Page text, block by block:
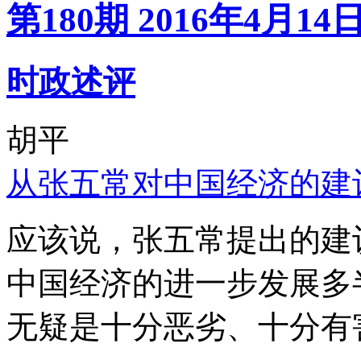
第180期 2016年4月14
时政述评
胡平
从张五常对中国经济的
应该说，张五常提出的
中国经济的进一步发展
无疑是十分恶劣、十分